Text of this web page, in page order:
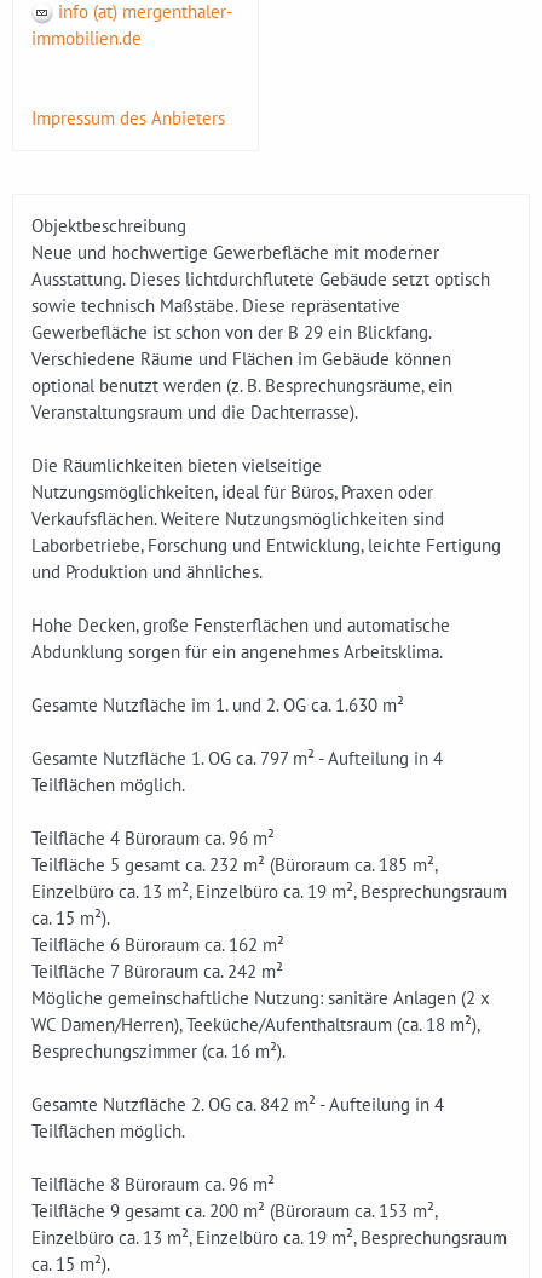
info (at) mergenthaler-
immobilien.de
Impressum des Anbieters
Objektbeschreibung
Neue und hochwertige Gewerbefläche mit moderner
Ausstattung. Dieses lichtdurchflutete Gebäude setzt optisch
sowie technisch Maßstäbe. Diese repräsentative
Gewerbefläche ist schon von der B 29 ein Blickfang.
Verschiedene Räume und Flächen im Gebäude können
optional benutzt werden (z. B. Besprechungsräume, ein
Veranstaltungsraum und die Dachterrasse).
Die Räumlichkeiten bieten vielseitige
Nutzungsmöglichkeiten, ideal für Büros, Praxen oder
Verkaufsflächen. Weitere Nutzungsmöglichkeiten sind
Laborbetriebe, Forschung und Entwicklung, leichte Fertigung
und Produktion und ähnliches.
Hohe Decken, große Fensterflächen und automatische
Abdunklung sorgen für ein angenehmes Arbeitsklima.
Gesamte Nutzfläche im 1. und 2. OG ca. 1.630 m²
Gesamte Nutzfläche 1. OG ca. 797 m² - Aufteilung in 4
Teilflächen möglich.
Teilfläche 4 Büroraum ca. 96 m²
Teilfläche 5 gesamt ca. 232 m² (Büroraum ca. 185 m²,
Einzelbüro ca. 13 m², Einzelbüro ca. 19 m², Besprechungsraum
ca. 15 m²).
Teilfläche 6 Büroraum ca. 162 m²
Teilfläche 7 Büroraum ca. 242 m²
Mögliche gemeinschaftliche Nutzung: sanitäre Anlagen (2 x
WC Damen/Herren), Teeküche/Aufenthaltsraum (ca. 18 m²),
Besprechungszimmer (ca. 16 m²).
Gesamte Nutzfläche 2. OG ca. 842 m² - Aufteilung in 4
Teilflächen möglich.
Teilfläche 8 Büroraum ca. 96 m²
Teilfläche 9 gesamt ca. 200 m² (Büroraum ca. 153 m²,
Einzelbüro ca. 13 m², Einzelbüro ca. 19 m², Besprechungsraum
ca. 15 m²).